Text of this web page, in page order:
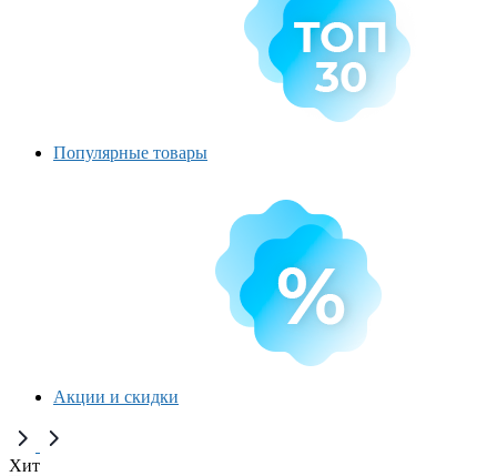
Популярные товары
Акции и скидки
Хит